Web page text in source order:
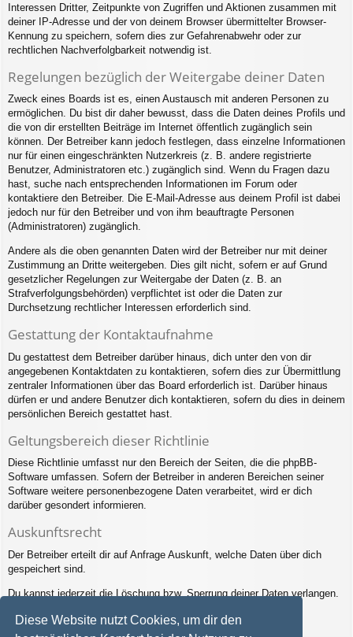
Diese Website nutzt Cookies, um dir den
Interessen Dritter, Zeitpunkte von Zugriffen und Aktionen zusammen mit
deiner IP-Adresse und der von deinem Browser übermittelter Browser-
Kennung zu speichern, sofern dies zur Gefahrenabwehr oder zur
rechtlichen Nachverfolgbarkeit notwendig ist.
Regelungen bezüglich der Weitergabe deiner Daten
Zweck eines Boards ist es, einen Austausch mit anderen Personen zu
ermöglichen. Du bist dir daher bewusst, dass die Daten deines Profils und
die von dir erstellten Beiträge im Internet öffentlich zugänglich sein
können. Der Betreiber kann jedoch festlegen, dass einzelne Informationen
nur für einen eingeschränkten Nutzerkreis (z. B. andere registrierte
Benutzer, Administratoren etc.) zugänglich sind. Wenn du Fragen dazu
hast, suche nach entsprechenden Informationen im Forum oder
kontaktiere den Betreiber. Die E-Mail-Adresse aus deinem Profil ist dabei
jedoch nur für den Betreiber und von ihm beauftragte Personen
(Administratoren) zugänglich.
Andere als die oben genannten Daten wird der Betreiber nur mit deiner
Zustimmung an Dritte weitergeben. Dies gilt nicht, sofern er auf Grund
gesetzlicher Regelungen zur Weitergabe der Daten (z. B. an
Strafverfolgungsbehörden) verpflichtet ist oder die Daten zur
Durchsetzung rechtlicher Interessen erforderlich sind.
Gestattung der Kontaktaufnahme
Du gestattest dem Betreiber darüber hinaus, dich unter den von dir
angegebenen Kontaktdaten zu kontaktieren, sofern dies zur Übermittlung
zentraler Informationen über das Board erforderlich ist. Darüber hinaus
dürfen er und andere Benutzer dich kontaktieren, sofern du dies in deinem
persönlichen Bereich gestattet hast.
Geltungsbereich dieser Richtlinie
Diese Richtlinie umfasst nur den Bereich der Seiten, die die phpBB-
Software umfassen. Sofern der Betreiber in anderen Bereichen seiner
Software weitere personenbezogene Daten verarbeitet, wird er dich
darüber gesondert informieren.
Auskunftsrecht
Der Betreiber erteilt dir auf Anfrage Auskunft, welche Daten über dich
gespeichert sind.
Du kannst jederzeit die Löschung bzw. Sperrung deiner Daten verlangen.